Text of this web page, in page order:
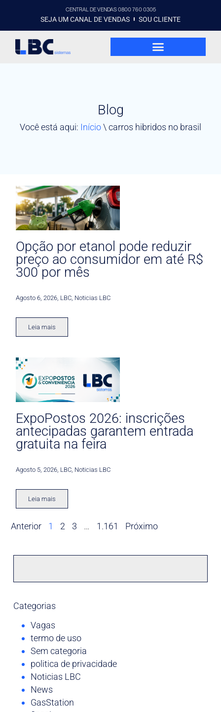
CENTRAL DE VENDAS 0800 760 0305
SEJA UM CANAL DE VENDAS SOU CLIENTE
Blog
Você está aqui: Início\ carros hibridos no brasil
Opção por etanol pode reduzir
preço ao consumidor em até R$
300 por mês
Agosto 6, 2026 LBC Noticias LBC
Leia mais
ExpoPostos 2026: inscrições
antecipadas garantem entrada
gratuita na feira
Agosto 5, 2026 LBC Noticias LBC
Leia mais
Anterior 1 2 3 … 1.161 Próximo
Categorias
Vagas
termo de uso
Sem categoria
politica de privacidade
Noticias LBC
News
GasStation